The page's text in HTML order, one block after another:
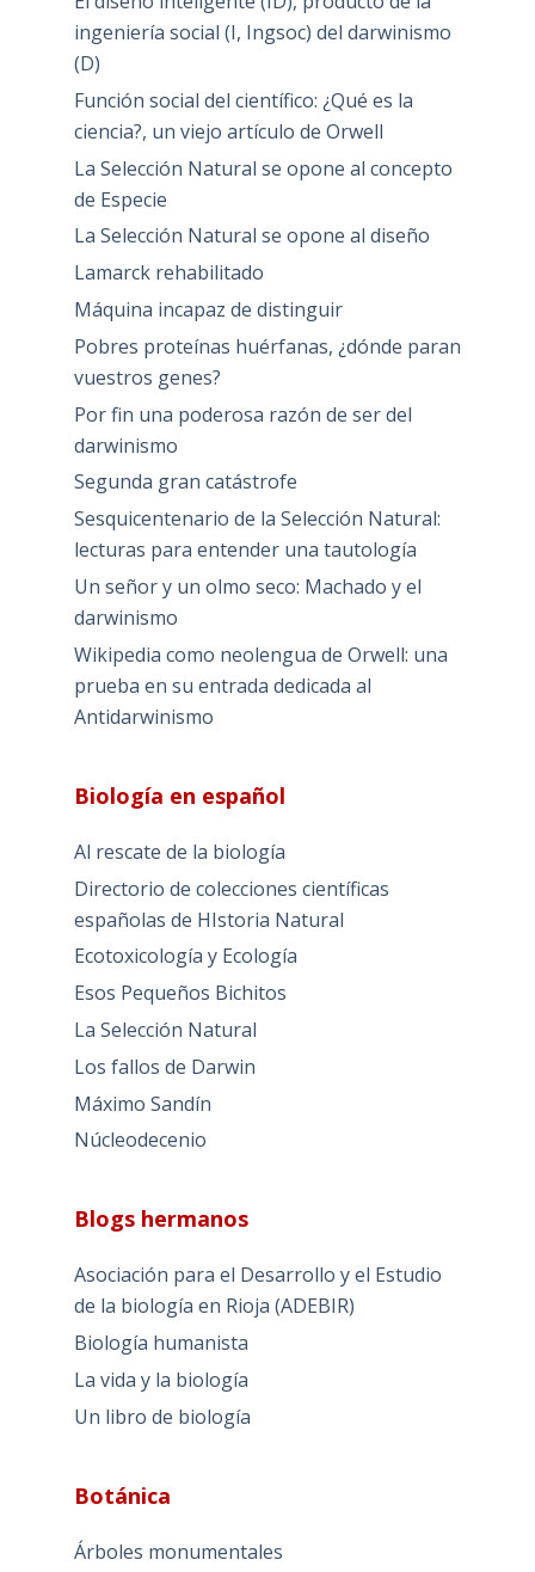
ingeniería social (I, Ingsoc) del darwinismo
(D)
Función social del científico: ¿Qué es la
ciencia?, un viejo artículo de Orwell
La Selección Natural se opone al concepto
de Especie
La Selección Natural se opone al diseño
Lamarck rehabilitado
Máquina incapaz de distinguir
Pobres proteínas huérfanas, ¿dónde paran
vuestros genes?
Por fin una poderosa razón de ser del
darwinismo
Segunda gran catástrofe
Sesquicentenario de la Selección Natural:
lecturas para entender una tautología
Un señor y un olmo seco: Machado y el
darwinismo
Wikipedia como neolengua de Orwell: una
prueba en su entrada dedicada al
Antidarwinismo
Biología en español
Al rescate de la biología
Directorio de colecciones científicas
españolas de HIstoria Natural
Ecotoxicología y Ecología
Esos Pequeños Bichitos
La Selección Natural
Los fallos de Darwin
Máximo Sandín
Núcleodecenio
Blogs hermanos
Asociación para el Desarrollo y el Estudio
de la biología en Rioja (ADEBIR)
Biología humanista
La vida y la biología
Un libro de biología
Botánica
Árboles monumentales